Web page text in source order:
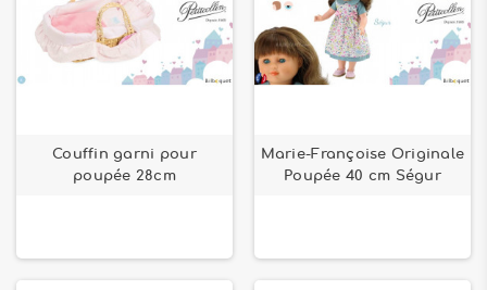
Couffin garni pour
poupée 28cm
Marie-Françoise Originale
Poupée 40 cm Ségur